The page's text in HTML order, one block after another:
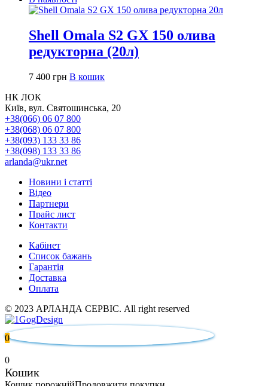
Shell Omala S2 GX 150 олива
редукторна (20л)
7 400 грн В кошик
НК ЛОК
Київ, вул. Святошинська, 20
+38(066) 06 07 800
+38(068) 06 07 800
+38(093) 133 33 86
+38(098) 133 33 86
arlanda@ukr.net
Новини і статті
Відео
Партнери
Прайс лист
Контакти
Кабінет
Список бажань
Гарантія
Доставка
Оплата
© 2023 АРЛАНДА СЕРВІС. All right reserved
0
0
Кошик